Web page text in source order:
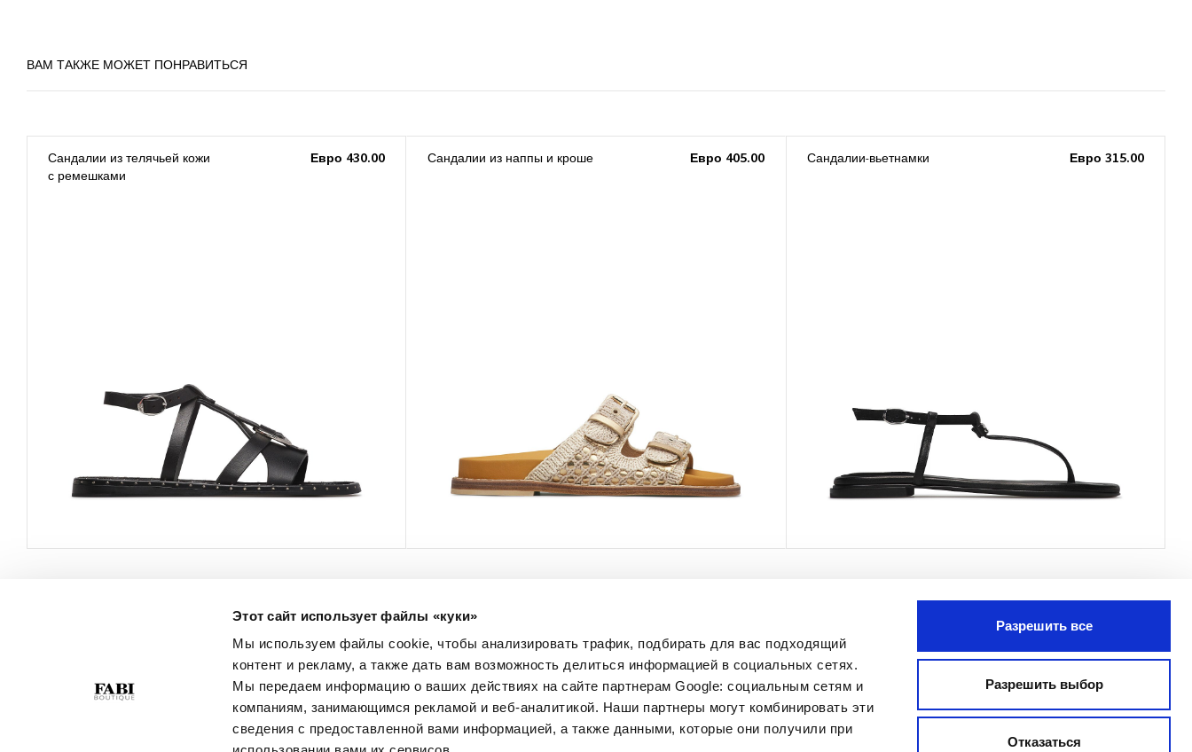
Этот сайт использует файлы «куки»
Мы используем файлы cookie, чтобы анализировать трафик, подбирать для вас подходящий
контент и рекламу, а также дать вам возможность делиться информацией в социальных сетях.
Мы передаем информацию о ваших действиях на сайте партнерам Google: социальным сетям и
компаниям, занимающимся рекламой и веб-аналитикой. Наши партнеры могут комбинировать эти
сведения с предоставленной вами информацией, а также данными, которые они получили при
Разрешить все
Разрешить выбор
Отказаться
ВАМ ТАКЖЕ МОЖЕТ ПОНРАВИТЬСЯ
Сандалии из телячьей кожи
с ремешками
Евро 430.00 Сандалии из наппы и кроше Евро 405.00 Сандалии-вьетнамки Евро 315.00
Условия Покупки
Политика
Конфиденциальности
Политика В Отношении
Файлов Cookie
Best Of Fabi
МЫ В СОЦСЕТЯХ
Facebook
Instagram
Pinterest
Twitter
YouTube
ПОДПИСАТЬСЯ
Я прочитал Заявление о
конфиденциальности и даю согласие
на обработку моих персональных
данных с целью получения
бюллетеня, отправленного